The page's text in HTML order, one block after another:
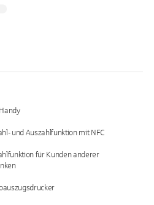
und Auszahlfunktion mit NFC
für Kunden anderer